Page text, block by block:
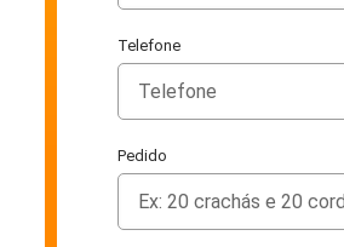
Telefone
Pedido